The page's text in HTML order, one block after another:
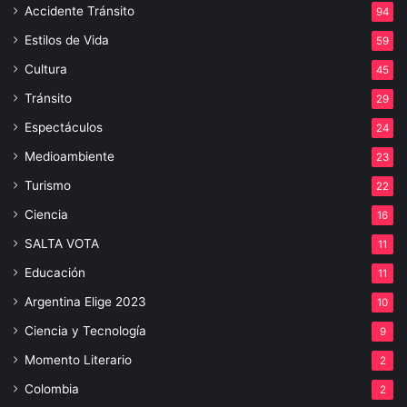
Accidente Tránsito 94
Estilos de Vida 59
Cultura 45
Tránsito 29
Espectáculos 24
Medioambiente 23
Turismo 22
Ciencia 16
SALTA VOTA 11
Educación 11
Argentina Elige 2023 10
Ciencia y Tecnología 9
Momento Literario 2
Colombia 2